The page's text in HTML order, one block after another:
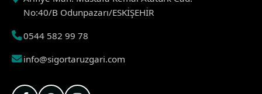
No:40/B Odunpazarı/ESKİŞEHİR
0544 582 99 78
info@sigortaruzgari.com